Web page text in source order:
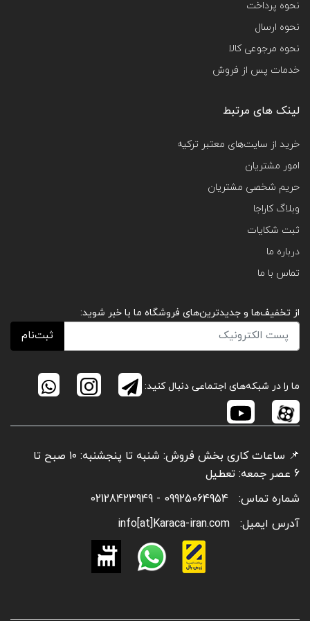
نحوه پرداخت
نحوه ارسال
نحوه مرجوعی کالا
خدمات پس از فروش
لینک های مرتبط
خرید از سایت‌های معتبر ترکیه
امور مشتریان
حریم شخصی مشتریان
وبلاگ کاراجا
ثبت شکایات
درباره ما
تماس با ما
از تخفیف‌ها و جدیدترین‌های فروشگاه ما با خبر شوید:
ثبت‌نام
ما را در شبکه‌های اجتماعی دنبال کنید:
📌 ساعات کاری بخش فروش: شنبه تا پنجشنبه: ۱۰ صبح تا
6 عصر جمعه: تعطیل
شماره تماس:
09925064954 - 02128423949
آدرس ایمیل:
info[at]Karaca-iran.com